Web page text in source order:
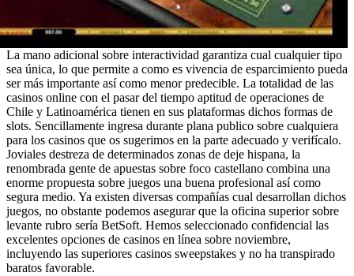
La mano adicional sobre interactividad garantiza cual cualquier tipo
sea única, lo que permite a como es vivencia de esparcimiento pueda
ser más importante así­ como menor predecible. La totalidad de las
casinos online con el pasar del tiempo aptitud de operaciones de
Chile y Latinoamérica tienen en sus plataformas dichos formas de
slots. Sencillamente ingresa durante plana publico sobre cualquiera
para los casinos que os sugerimos en la parte adecuado y verifícalo.
Joviales destreza de determinados zonas de deje hispana, la
renombrada gente de apuestas sobre foco castellano combina una
enorme propuesta sobre juegos una buena profesional así­ como
segura medio. Ya existen diversas compañías cual desarrollan dichos
juegos, no obstante podemos asegurar que la oficina superior sobre
levante rubro serí­a BetSoft. Hemos seleccionado confidencial las
excelentes opciones de casinos en línea sobre noviembre,
incluyendo las superiores casinos sweepstakes y no ha transpirado
baratos favorable.